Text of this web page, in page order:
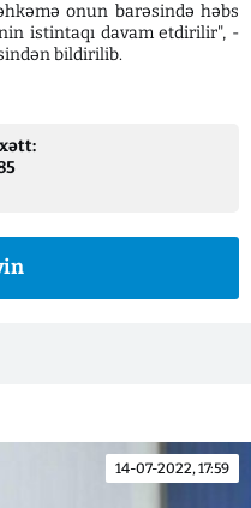
onun barəsində həbs
istintaqı davam etdirilir", -
bildirilib.
14-07-2022, 17:59